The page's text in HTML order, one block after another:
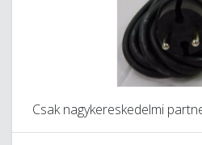
Csak nagykereskedelmi